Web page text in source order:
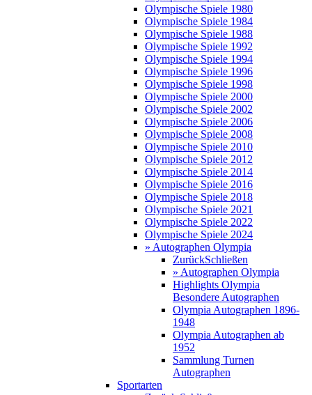
Olympische Spiele 1980
Olympische Spiele 1984
Olympische Spiele 1988
Olympische Spiele 1992
Olympische Spiele 1994
Olympische Spiele 1996
Olympische Spiele 1998
Olympische Spiele 2000
Olympische Spiele 2002
Olympische Spiele 2006
Olympische Spiele 2008
Olympische Spiele 2010
Olympische Spiele 2012
Olympische Spiele 2014
Olympische Spiele 2016
Olympische Spiele 2018
Olympische Spiele 2021
Olympische Spiele 2022
Olympische Spiele 2024
» Autographen Olympia
ZurückSchließen
» Autographen Olympia
Highlights Olympia
Besondere Autographen
Olympia Autographen 1896-
1948
Olympia Autographen ab
1952
Sammlung Turnen
Autographen
Sportarten